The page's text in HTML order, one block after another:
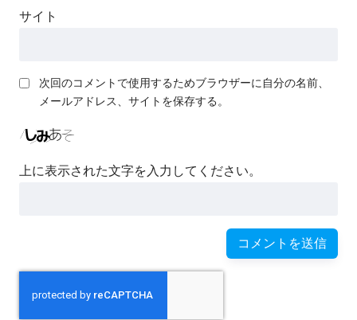
サイト
次回のコメントで使用するためブラウザーに自分の名前、
メールアドレス、サイトを保存する。
上に表示された文字を入力してください。